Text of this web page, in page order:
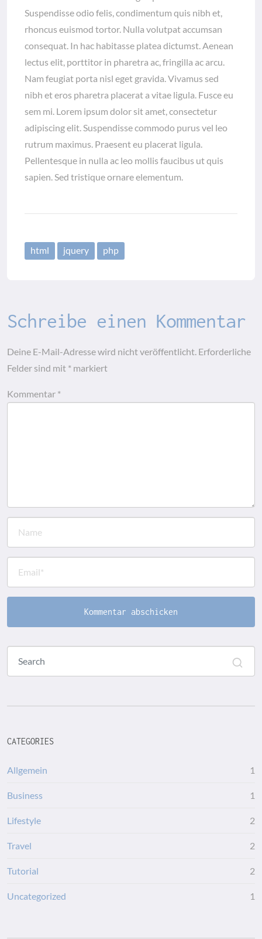
Suspendisse odio felis, condimentum quis nibh et,
rhoncus euismod tortor. Nulla volutpat accumsan
consequat. In hac habitasse platea dictumst. Aenean
lectus elit, porttitor in pharetra ac, fringilla ac arcu.
Nam feugiat porta nisl eget gravida. Vivamus sed
nibh et eros pharetra placerat a vitae ligula. Fusce eu
sem mi. Lorem ipsum dolor sit amet, consectetur
adipiscing elit. Suspendisse commodo purus vel leo
rutrum maximus. Praesent eu placerat ligula.
Pellentesque in nulla ac leo mollis faucibus ut quis
sapien. Sed tristique ornare elementum.
html jquery php
Schreibe einen Kommentar
Deine E-Mail-Adresse wird nicht veröffentlicht. Erforderliche
Felder sind mit * markiert
Kommentar *
CATEGORIES
Allgemein 1
Business 1
Lifestyle 2
Travel 2
Tutorial 2
Uncategorized 1